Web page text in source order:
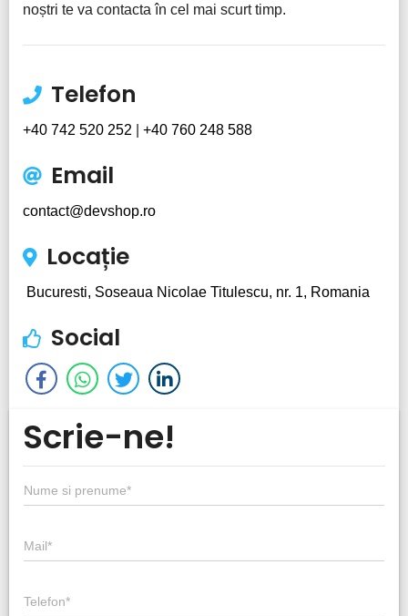
noștri te va contacta în cel mai scurt timp.
Telefon
+40 742 520 252 +40 760 248 588
Email
contact@devshop.ro
Locație
Bucuresti, Soseaua Nicolae Titulescu, nr. 1, Romania
Social
Scrie-ne!